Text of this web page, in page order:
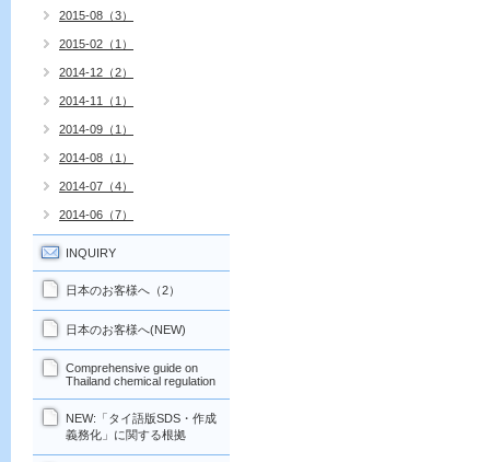
2015-08（3）
2015-02（1）
2014-12（2）
2014-11（1）
2014-09（1）
2014-08（1）
2014-07（4）
2014-06（7）
INQUIRY
日本のお客様へ（2）
日本のお客様へ(NEW)
Comprehensive guide on
Thailand chemical regulation
NEW:「タイ語版SDS・作成
義務化」に関する根拠